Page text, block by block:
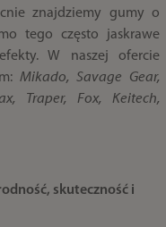
znajdziemy gumy o
tego często jaskrawe
W naszej ofercie
Mikado, Savage Gear,
Traper, Fox, Keitech,
skuteczność i